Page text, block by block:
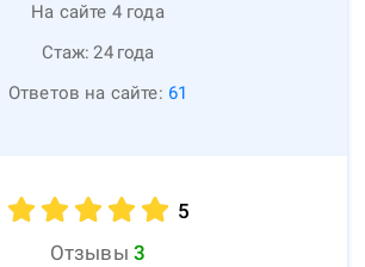
На сайте 4 года
Стаж: 24 года
Ответов на сайте: 61
5
Отзывы 3